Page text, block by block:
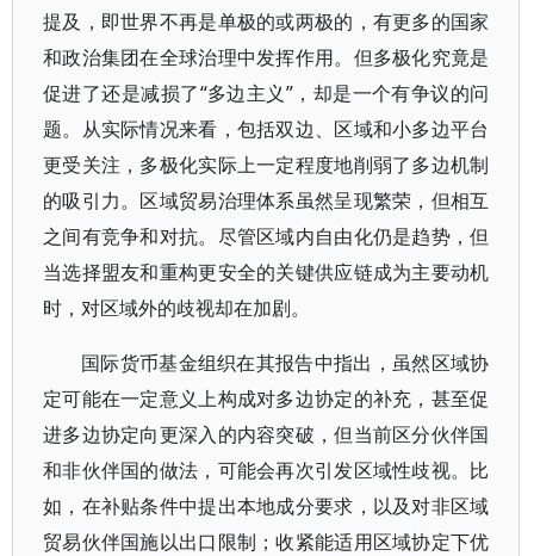
提及，即世界不再是单极的或两极的，有更多的国家
和政治集团在全球治理中发挥作用。但多极化究竟是
促进了还是减损了“多边主义”，却是一个有争议的问
题。从实际情况来看，包括双边、区域和小多边平台
更受关注，多极化实际上一定程度地削弱了多边机制
的吸引力。区域贸易治理体系虽然呈现繁荣，但相互
之间有竞争和对抗。尽管区域内自由化仍是趋势，但
当选择盟友和重构更安全的关键供应链成为主要动机
时，对区域外的歧视却在加剧。
国际货币基金组织在其报告中指出，虽然区域协
定可能在一定意义上构成对多边协定的补充，甚至促
进多边协定向更深入的内容突破，但当前区分伙伴国
和非伙伴国的做法，可能会再次引发区域性歧视。比
如，在补贴条件中提出本地成分要求，以及对非区域
贸易伙伴国施以出口限制；收紧能适用区域协定下优